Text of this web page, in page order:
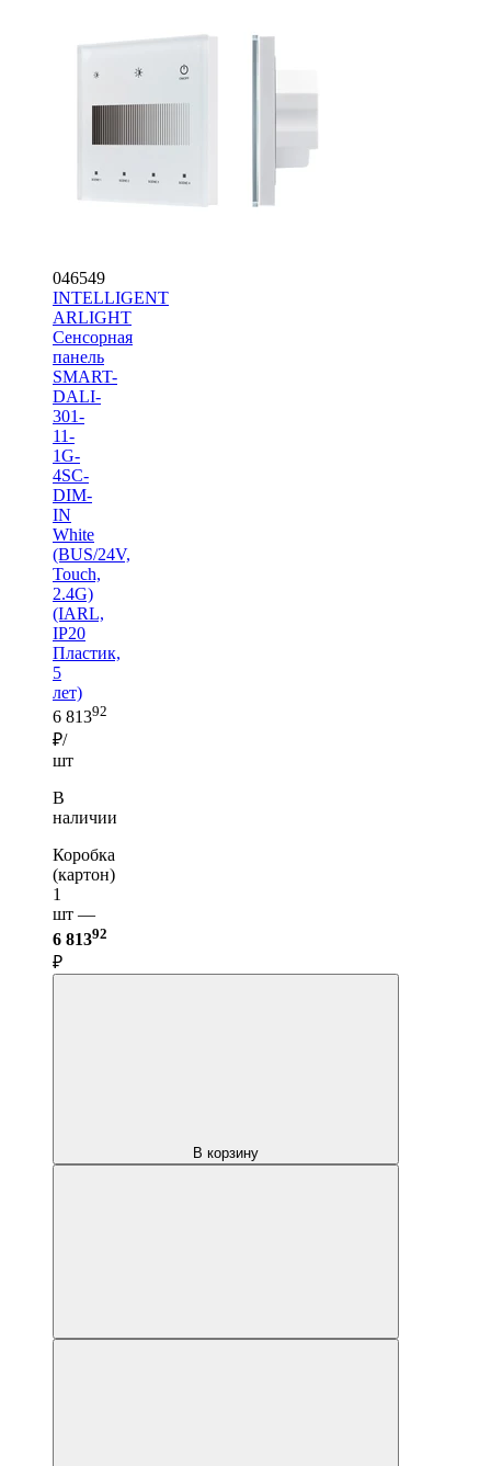
046549
INTELLIGENT
ARLIGHT
Сенсорная
панель
SMART-
DALI-
301-
11-
1G-
4SC-
DIM-
IN
White
(BUS/24V,
Touch,
2.4G)
(IARL,
IP20
Пластик,
5
лет)
6 81392
₽/
шт
В
наличии
Коробка
(картон)
1
шт —
6 81392
₽
В корзину